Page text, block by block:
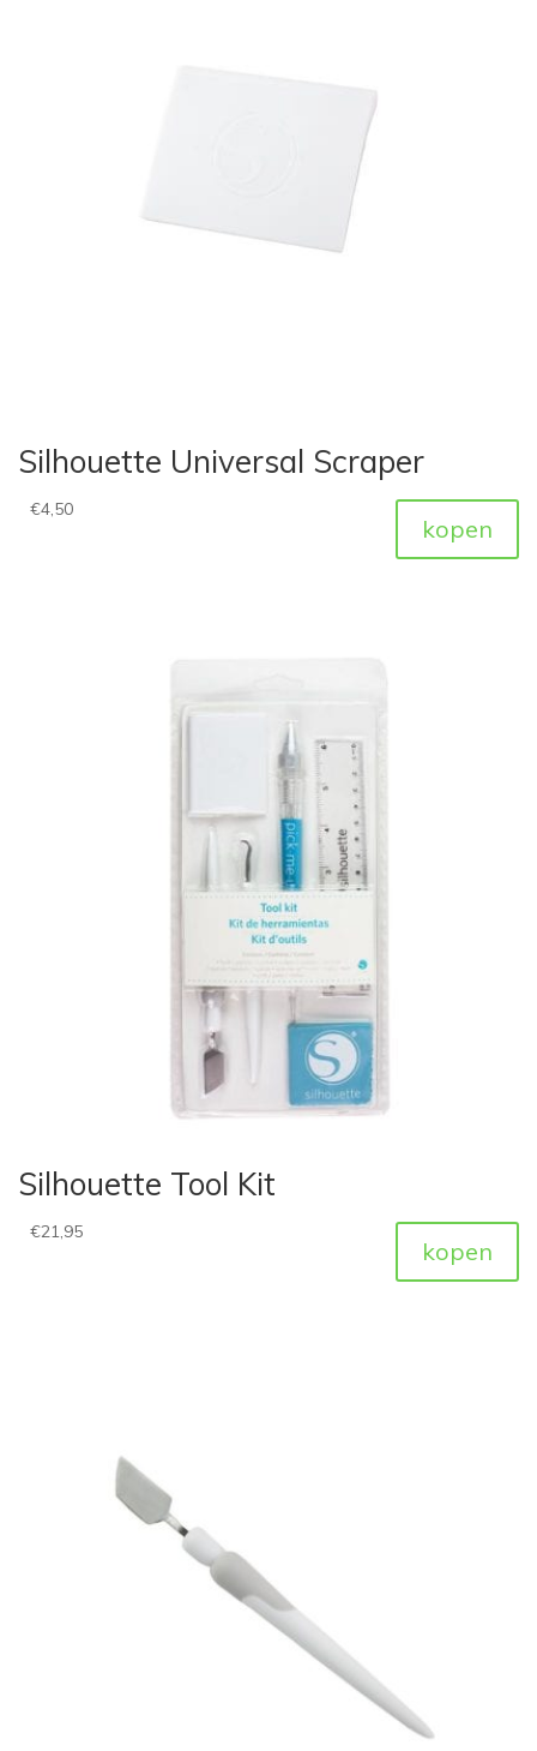
Silhouette Universal Scraper
€4,50
kopen
Silhouette Tool Kit
€21,95
kopen